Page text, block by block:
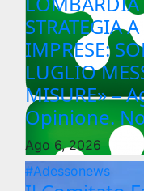
STRATEGIA
IMPRESE:
LUGLIO
MISURE» –
Opinione.
Ago 6, 2026
#Adessonews